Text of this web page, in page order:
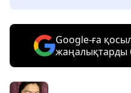
Google-ға
жаңалықтарды